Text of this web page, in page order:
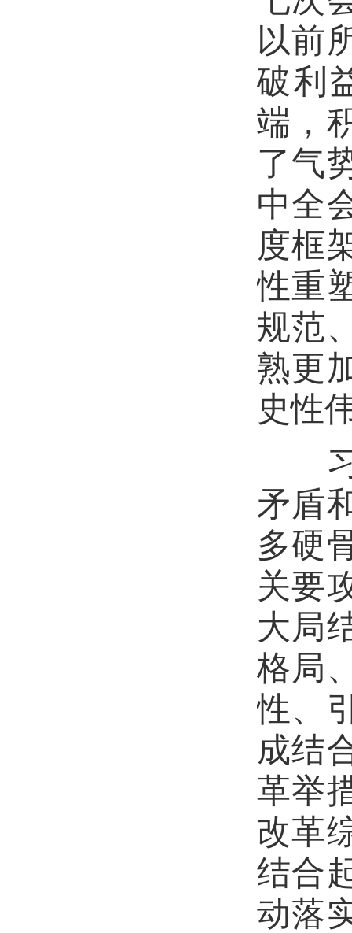
以前
破利
端，
了气
中全
度框
性重
规范
熟更
史性
习
矛盾
多硬
关要
大局
格局
性、
成结
革举
改革
结合
动落